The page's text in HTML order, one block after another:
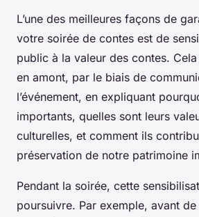
L’une des meilleures façons de
votre soirée de contes est de
public à la valeur des contes.
en amont, par le biais de
l’événement, en expliquant
importants, quelles sont leurs
culturelles, et comment ils
préservation de notre patrimoine
Pendant la soirée, cette
poursuivre. Par exemple, avant